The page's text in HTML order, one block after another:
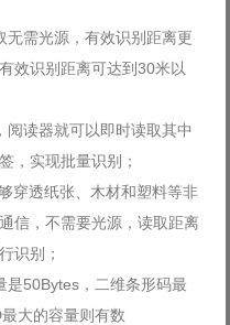
无需光源，有效识别距离更
效识别距离可达到30米以
读器就可以即时读取其中
，实现批量识别；
穿透纸张、木材和塑料等非
信，不需要光源，读取距离
识别；
是50Bytes，二维条形码最
大的容量则有数